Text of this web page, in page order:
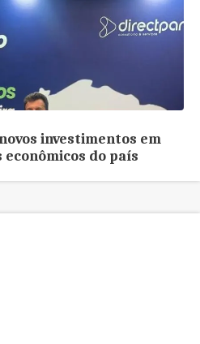
investimentos em
do país